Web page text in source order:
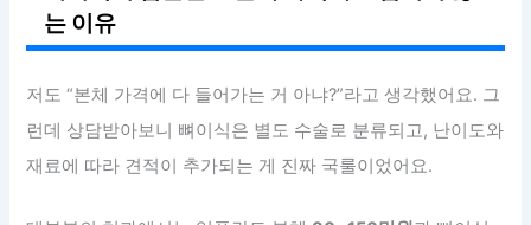
는 이유
저도 “본체 가격에 다 들어가는 거 아냐?”라고 생각했어요. 그
런데 상담받아보니 뼈이식은 별도 수술로 분류되고, 난이도와
재료에 따라 견적이 추가되는 게 진짜 국룰이었어요.